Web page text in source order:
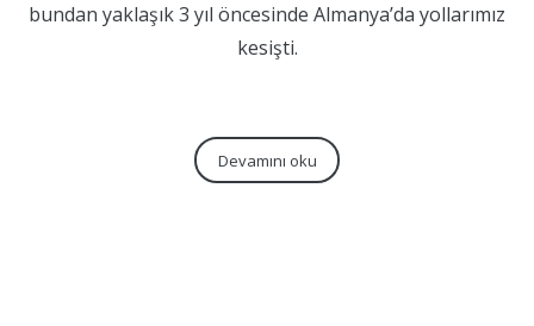
bundan yaklaşık 3 yıl öncesinde Almanya’da yollarımız
kesişti.
Devamını oku